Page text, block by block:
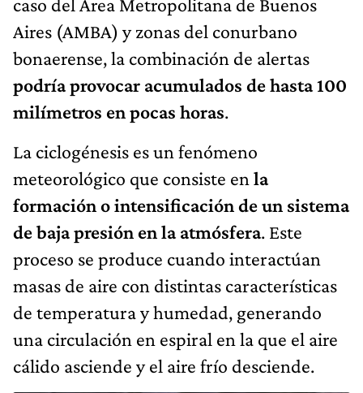
caso del Área Metropolitana de Buenos
Aires (AMBA) y zonas del conurbano
bonaerense, la combinación de alertas
podría provocar acumulados de hasta 100
milímetros en pocas horas.
La ciclogénesis es un fenómeno
meteorológico que consiste en la
formación o intensificación de un sistema
de baja presión en la atmósfera. Este
proceso se produce cuando interactúan
masas de aire con distintas características
de temperatura y humedad, generando
una circulación en espiral en la que el aire
cálido asciende y el aire frío desciende.